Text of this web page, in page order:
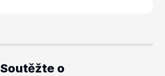
Soutěžte o